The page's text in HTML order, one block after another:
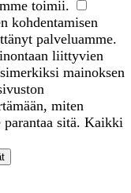
toimii.
kohdentamisen
palveluamme.
liittyvien
mainoksen
miten
sitä. Kaikki